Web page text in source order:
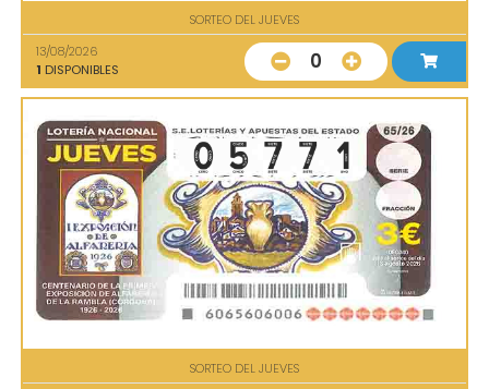
SORTEO DEL JUEVES
13/08/2026
1 DISPONIBLES 0
SORTEO DEL JUEVES